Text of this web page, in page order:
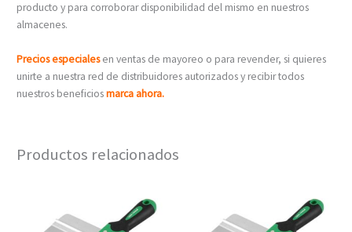
producto y para corroborar disponibilidad del mismo en nuestros
almacenes.
Precios especiales en ventas de mayoreo o para revender, si quieres
unirte a nuestra red de distribuidores autorizados y recibir todos
nuestros beneficiosmarca ahora.
Productos relacionados